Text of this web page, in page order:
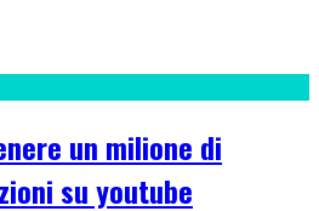
un milione di
su youtube